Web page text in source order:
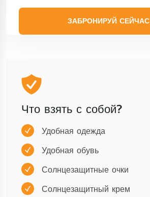
ЗАБРОНИРУЙ СЕЙЧАС
Что взять с собой?
Удобная одежда
Удобная обувь
Солнцезащитные очки
Солнцезащитный крем